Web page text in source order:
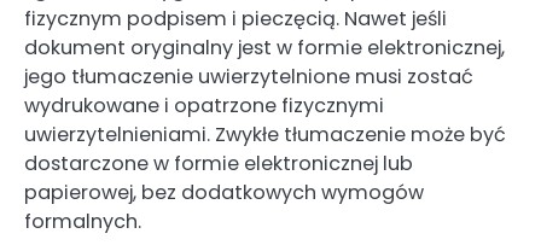
fizycznym podpisem i pieczęcią. Nawet jeśli
dokument oryginalny jest w formie elektronicznej,
jego tłumaczenie uwierzytelnione musi zostać
wydrukowane i opatrzone fizycznymi
uwierzytelnieniami. Zwykłe tłumaczenie może być
dostarczone w formie elektronicznej lub
papierowej, bez dodatkowych wymogów
formalnych.